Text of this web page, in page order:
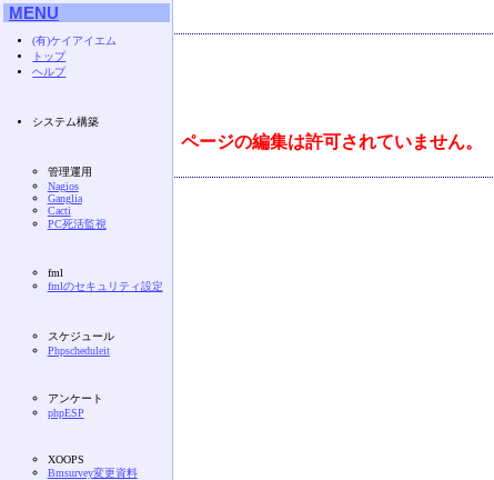
ページの編集は許可されていません。
MENU
(有)ケイアイエム
トップ
ヘルプ
システム構築
管理運用
Nagios
Ganglia
Cacti
PC死活監視
fml
fmlのセキュリティ設定
スケジュール
Phpscheduleit
アンケート
phpESP
XOOPS
Bmsurvey変更資料